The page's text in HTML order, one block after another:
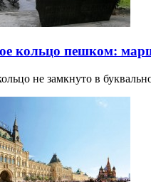
кольцо пешком:
не замкнуто в